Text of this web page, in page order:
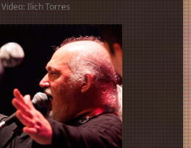
Video: Ilich Torres